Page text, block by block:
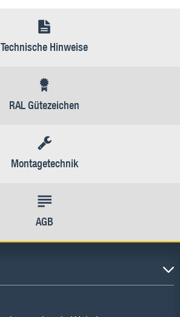
Technische Hinweise
RAL Gütezeichen
Montagetechnik
AGB